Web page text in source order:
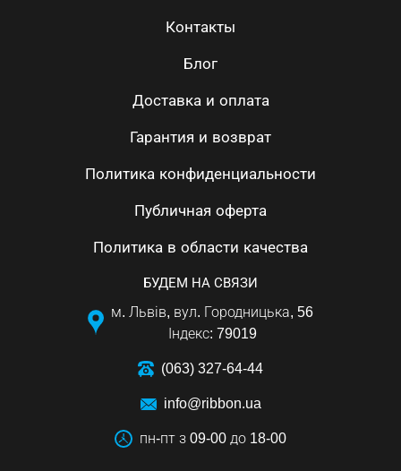
Контакты
Блог
Доставка и оплата
Гарантия и возврат
Политика конфиденциальности
Публичная оферта
Политика в области качества
БУДЕМ НА СВЯЗИ
м. Львів, вул. Городницька, 56
Індекс: 79019
(063) 327-64-44
info@ribbon.ua
пн-пт з 09-00 до 18-00